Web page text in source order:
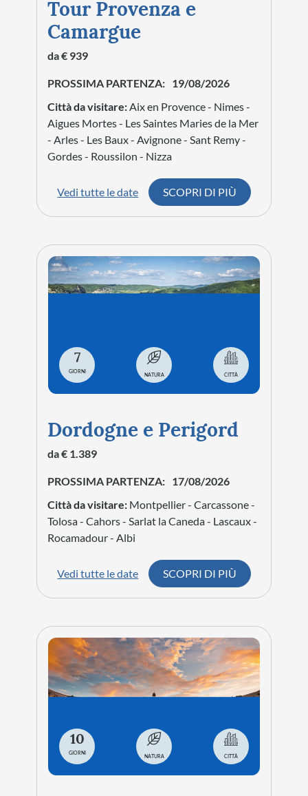
Tour Provenza e
Camargue
da € 939
PROSSIMA PARTENZA: 19/08/2026
Città da visitare:Aix en Provence - Nimes -
Aigues Mortes - Les Saintes Maries de la Mer
- Arles - Les Baux - Avignone - Sant Remy -
Gordes - Roussilon - Nizza
Vedi tutte le date SCOPRI DI PIÙ
7
GIORNI
NATURA CITTÀ
Dordogne e Perigord
da € 1.389
PROSSIMA PARTENZA: 17/08/2026
Città da visitare: Montpellier - Carcassone -
Tolosa - Cahors - Sarlat la Caneda - Lascaux -
Rocamadour - Albi
Vedi tutte le date SCOPRI DI PIÙ
10
GIORNI
NATURA CITTÀ